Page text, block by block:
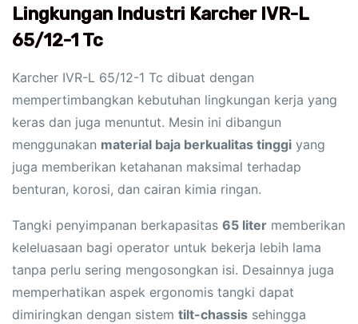
Lingkungan Industri Karcher IVR-L
65/12-1 Tc
Karcher IVR-L 65/12-1 Tc dibuat dengan
mempertimbangkan kebutuhan lingkungan kerja yang
keras dan juga menuntut. Mesin ini dibangun
menggunakan material baja berkualitas tinggi yang
juga memberikan ketahanan maksimal terhadap
benturan, korosi, dan cairan kimia ringan.
Tangki penyimpanan berkapasitas 65 liter memberikan
keleluasaan bagi operator untuk bekerja lebih lama
tanpa perlu sering mengosongkan isi. Desainnya juga
memperhatikan aspek ergonomis tangki dapat
dimiringkan dengan sistem tilt-chassis sehingga